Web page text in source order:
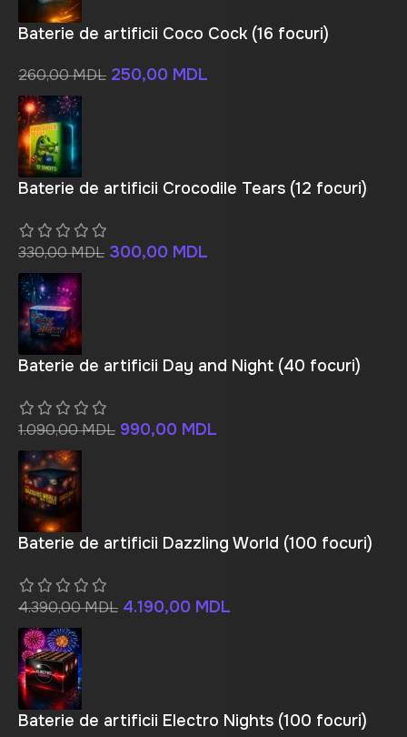
Baterie de artificii Coco Cock (16 focuri)
260,00MDL 250,00 MDL
Baterie de artificii Crocodile Tears (12 focuri)
330,00MDL 300,00 MDL
Baterie de artificii Day and Night (40 focuri)
1.090,00MDL 990,00 MDL
Baterie de artificii Dazzling World (100 focuri)
4.390,00MDL 4.190,00 MDL
Baterie de artificii Electro Nights (100 focuri)